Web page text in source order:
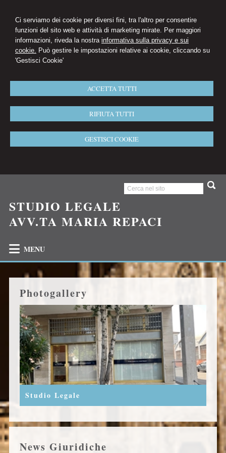
Ci serviamo dei cookie per diversi fini, tra l'altro per consentire
funzioni del sito web e attività di marketing mirate. Per maggiori
informazioni, riveda la nostra informativa sulla privacy e sui
cookie. Può gestire le impostazioni relative ai cookie, cliccando su
'Gestisci Cookie'
ACCETTA TUTTI
RIFIUTA TUTTI
GESTISCI COOKIE
STUDIO LEGALE
AVV.TA MARIA REPACI
MENU
Photogallery
Studio Legale
News Giuridiche